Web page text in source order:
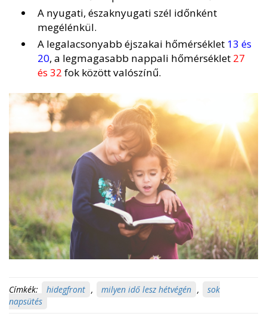
A nyugati, északnyugati szél időnként
megélénkül.
A legalacsonyabb éjszakai hőmérséklet 13 és
20, a legmagasabb nappali hőmérséklet 27
és 32 fok között valószínű.
Címkék: hidegfront , milyen idő lesz hétvégén ,
sok
napsütés